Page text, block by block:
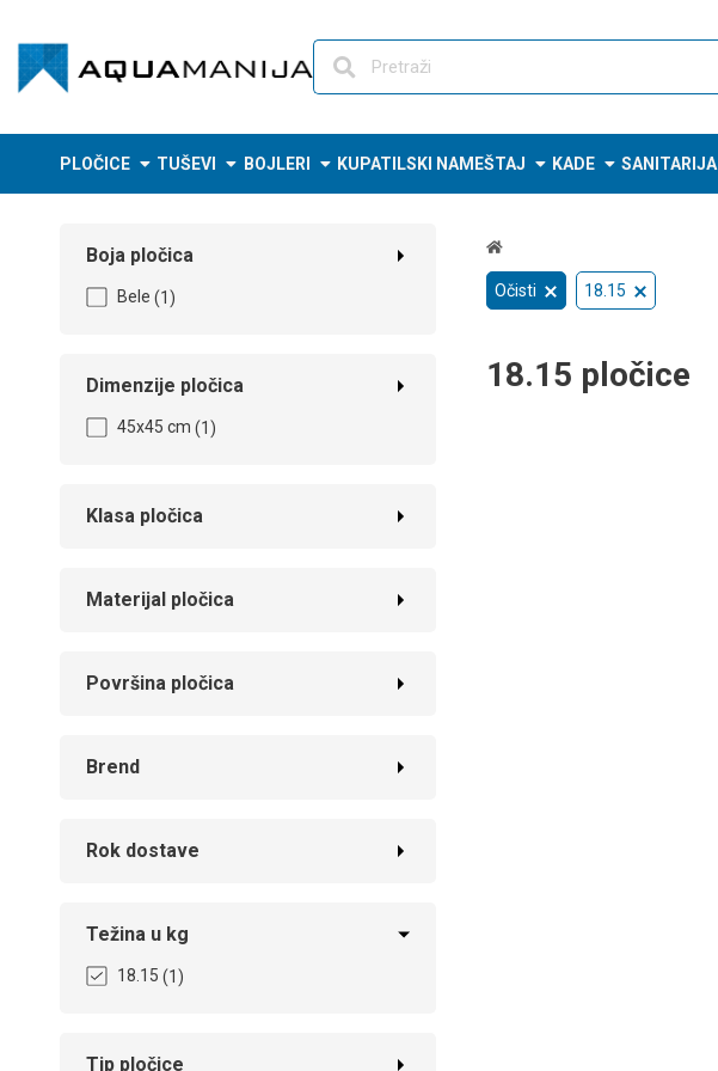
content
PLOČICE TUŠEVI BOJLERI KUPATILSKI NAMEŠTAJ KADE SANITARIJA
Boja pločica
Bele (1)
Dimenzije pločica
45x45 cm (1)
Klasa pločica
Materijal pločica
Površina pločica
Brend
Rok dostave
Težina u kg
18.15 (1)
Tip pločice
Očisti 18.15
18.15 pločice